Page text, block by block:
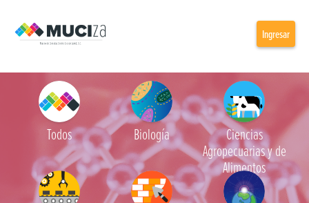
Ingresar
Todos Biología
Ciencias
Agropecuarias y de
Alimentos